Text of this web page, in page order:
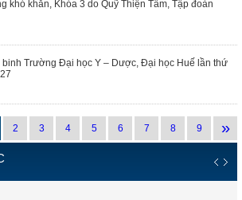
khó khăn, Khóa 3 do Quỹ Thiện Tâm, Tập đoàn
Trường Đại học Y – Dược, Đại học Huế lần thứ
2 3 4 5 6 7 8 9 »